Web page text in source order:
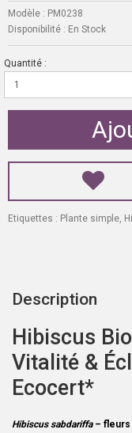
Modèle : PM0238
Disponibilité : En Stock
Quantité :
Etiquettes : Plante simple
Description
Hibiscus
Vitalité &
Ecocert*
Hibiscus sabdariffa– fleurs